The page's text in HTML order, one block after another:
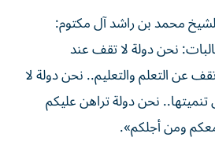
محمد بن راشد آل مكتوم:
نحن دولة لا تقف عند
عن التعلم والتعليم.. نحن دولة لا
نحن دولة تراهن عليكم
ومن أجلكم».